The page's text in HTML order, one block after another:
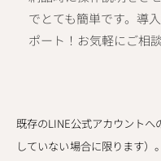
でとても簡単です。導
ポート！お気軽にご相
既存のLINE公式アカウントへ
していない場合に限ります）。